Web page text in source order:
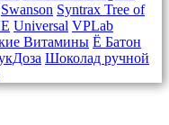
Swanson Syntrax Tree of
Universal VPLab
Витамины Ё Батон
Шоколад ручной